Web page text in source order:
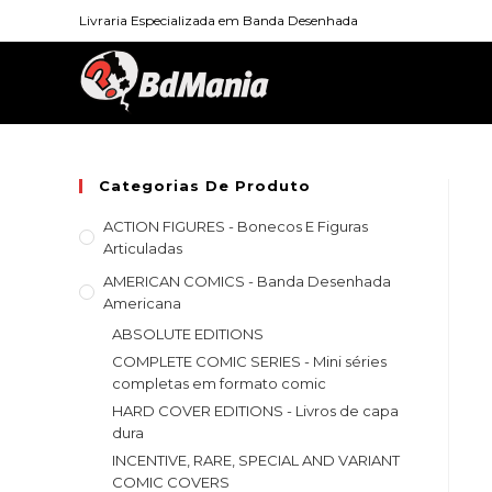
Livraria Especializada em Banda Desenhada
Categorias De Produto
ACTION FIGURES - Bonecos E Figuras
Articuladas
AMERICAN COMICS - Banda Desenhada
Americana
ABSOLUTE EDITIONS
COMPLETE COMIC SERIES - Mini séries
completas em formato comic
HARD COVER EDITIONS - Livros de capa
dura
INCENTIVE, RARE, SPECIAL AND VARIANT
COMIC COVERS